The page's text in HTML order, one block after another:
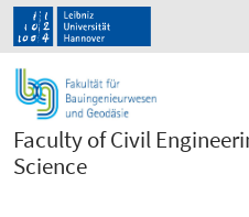
Faculty of Civil
Science